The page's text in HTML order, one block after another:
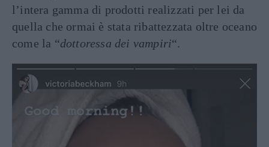
l’intera gamma di prodotti realizzati per lei da
quella che ormai è stata ribattezzata oltre oceano
come la “dottoressa dei vampiri“.